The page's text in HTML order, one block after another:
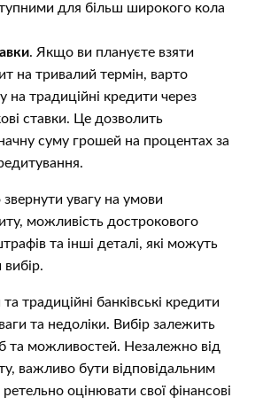
для більш широкого кола
. Якщо ви плануєте взяти
на тривалий термін, варто
на традиційні кредити через
ставки. Це дозволить
суму грошей на процентах за
звернути увагу на умови
можливість дострокового
та інші деталі, які можуть
традиційні банківські кредити
та недоліки. Вибір залежить
та можливостей. Незалежно від
важливо бути відповідальним
оцінювати свої фінансові